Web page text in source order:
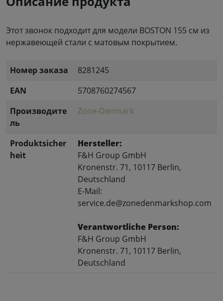
Этот звонок подходит для модели BOSTON 155 см из
нержавеющей стали с матовым покрытием.
Номер заказа
8281245
EAN
5708760274567
Производите
ль
Zone-Denmark
Produktsicher
heit
Hersteller:
F&H Group GmbH
Kronenstr. 71, 10117 Berlin,
Deutschland
E-Mail:
service.de@zonedenmarkshop.com
Verantwortliche Person:
F&H Group GmbH
Kronenstr. 71, 10117 Berlin,
Deutschland